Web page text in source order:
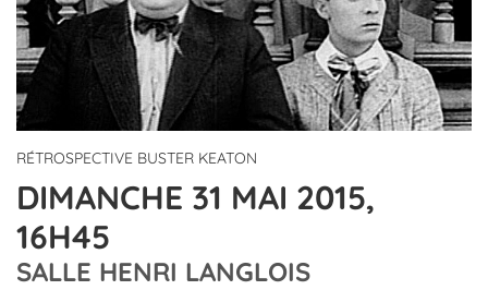
RÉTROSPECTIVE BUSTER KEATON
DIMANCHE 31 MAI 2015,
16H45
SALLE HENRI LANGLOIS